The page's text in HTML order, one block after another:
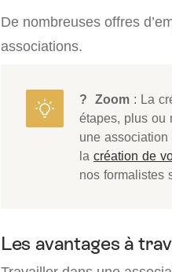
De nombreuses offres
associations.
? Zoom : La
étapes, plus ou
une
la création de
nos formalistes
Les avantages à